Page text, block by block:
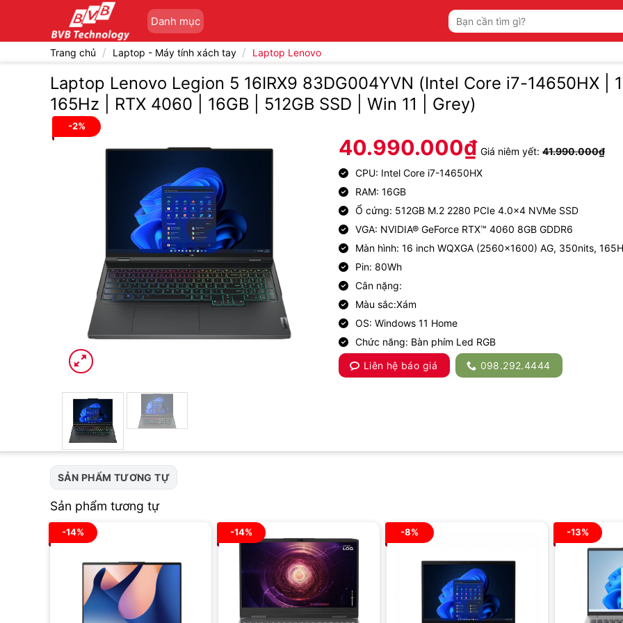
Danh mục
Tìm
kiếm:
Trang chủ / Laptop - Máy tính xách tay / Laptop Lenovo
Laptop Lenovo Legion 5 16IRX9 83DG004YVN (Intel Core i7-14650HX |
165Hz | RTX 4060 | 16GB | 512GB SSD | Win 11 | Grey)
-2%
40.990.000₫ Giá niêm yết: 41.990.000₫
CPU: Intel Core i7-14650HX
RAM: 16GB
Ổ cứng: 512GB M.2 2280 PCIe 4.0×4 NVMe SSD
VGA: NVIDIA® GeForce RTX™ 4060 8GB GDDR6
Màn hình: 16 inch WQXGA (2560×1600) AG, 350nits,
Pin: 80Wh
Cân nặng:
Màu sắc:Xám
OS: Windows 11 Home
Chức năng: Bàn phím Led RGB
Liên hệ báo giá
098.292.4444
SẢN PHẨM TƯƠNG TỰ
Sản phẩm tương tự
-14% -14% -8% -13%